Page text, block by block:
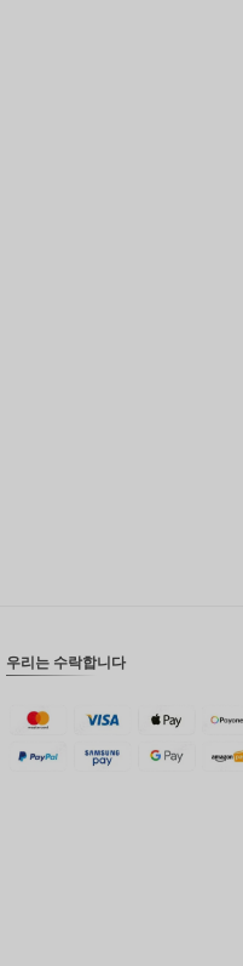
우리는 수락합니다